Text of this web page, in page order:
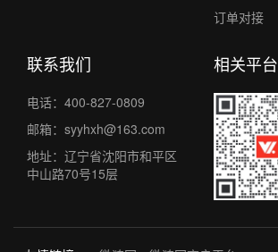
订单对接
联系我们
电话：400-827-0809
邮箱：syyhxh@163.com
地址：辽宁省沈阳市和平区
中山路70号15层
相关平台